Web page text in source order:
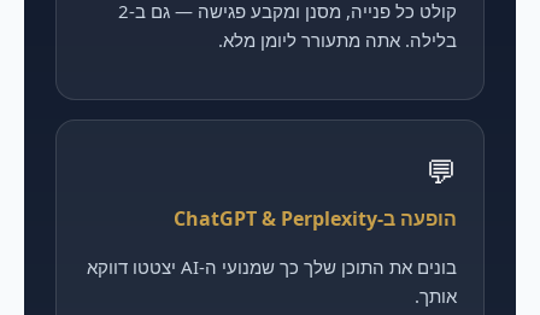
קולט כל פנייה, מסנן ומקבע פגישה — גם ב-2
בלילה. אתה מתעורר ליומן מלא.
💬
הופעה ב-ChatGPT & Perplexity
בונים את התוכן שלך כך שמנועי ה-AI יצטטו דווקא
אותך.